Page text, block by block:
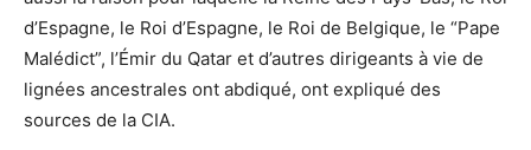
d’Espagne, le Roi d’Espagne, le Roi de Belgique, le “Pape
Malédict”, l’Émir du Qatar et d’autres dirigeants à vie de
lignées ancestrales ont abdiqué, ont expliqué des
sources de la CIA.